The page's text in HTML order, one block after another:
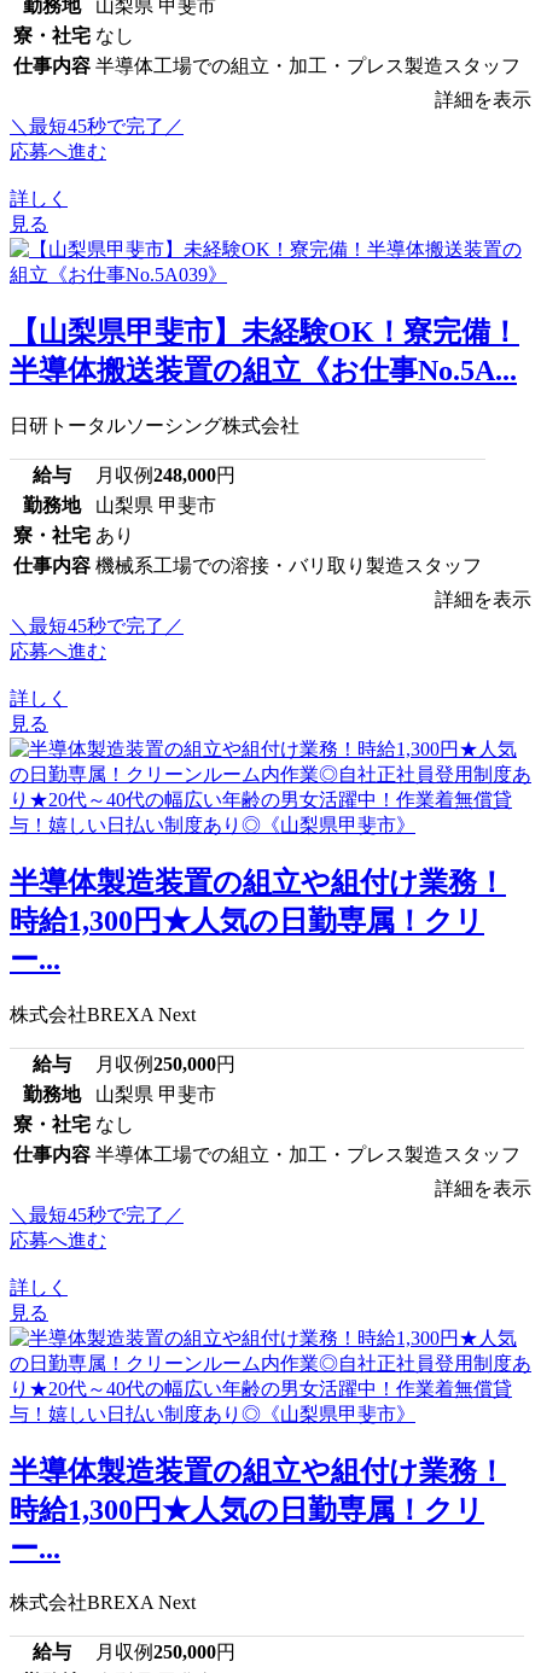
勤務地
山梨県 甲斐市
寮・社宅 なし
仕事内容 半導体工場での組立・加工・プレス製造スタッフ
詳細を表示
＼最短45秒で完了／
応募へ進む
詳しく
見る
【山梨県甲斐市】未経験OK！寮完備！
半導体搬送装置の組立《お仕事No.5A...
日研トータルソーシング株式会社
給与 月収例248,000円
勤務地
山梨県 甲斐市
寮・社宅 あり
仕事内容 機械系工場での溶接・バリ取り製造スタッフ
詳細を表示
＼最短45秒で完了／
応募へ進む
詳しく
見る
半導体製造装置の組立や組付け業務！
時給1,300円★人気の日勤専属！クリ
ー...
株式会社BREXA Next
給与 月収例250,000円
勤務地
山梨県 甲斐市
寮・社宅 なし
仕事内容 半導体工場での組立・加工・プレス製造スタッフ
詳細を表示
＼最短45秒で完了／
応募へ進む
詳しく
見る
半導体製造装置の組立や組付け業務！
時給1,300円★人気の日勤専属！クリ
ー...
株式会社BREXA Next
給与 月収例250,000円